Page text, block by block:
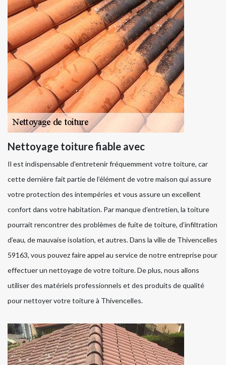
Nettoyage toiture fiable avec
Il est indispensable d’entretenir fréquemment votre toiture, car
cette dernière fait partie de l’élément de votre maison qui assure
votre protection des intempéries et vous assure un excellent
confort dans votre habitation. Par manque d’entretien, la toiture
pourrait rencontrer des problèmes de fuite de toiture, d’infiltration
d’eau, de mauvaise isolation, et autres. Dans la ville de Thivencelles
59163, vous pouvez faire appel au service de notre entreprise pour
effectuer un nettoyage de votre toiture. De plus, nous allons
utiliser des matériels professionnels et des produits de qualité
pour nettoyer votre toiture à Thivencelles.